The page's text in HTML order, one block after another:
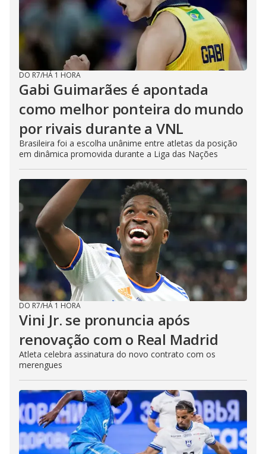
DO R7/HÁ 1 HORA
Gabi Guimarães é apontada
como melhor ponteira do mundo
por rivais durante a VNL
Brasileira foi a escolha unânime entre atletas da posição
em dinâmica promovida durante a Liga das Nações
DO R7/HÁ 1 HORA
Vini Jr. se pronuncia após
renovação com o Real Madrid
Atleta celebra assinatura do novo contrato com os
merengues